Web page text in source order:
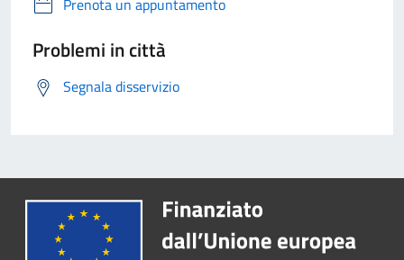
Prenota un appuntamento
Problemi in città
Segnala disservizio